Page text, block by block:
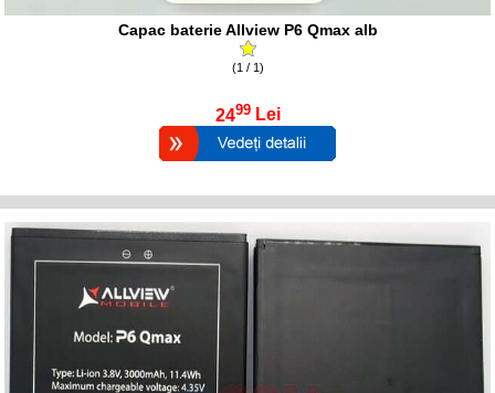
Capac baterie Allview P6 Qmax alb
(1 / 1)
2499 Lei